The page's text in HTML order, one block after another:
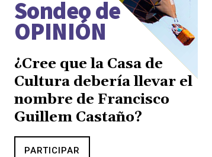
Sondeo de
OPINIÓN
¿Cree que la Casa de
Cultura debería llevar el
nombre de Francisco
Guillem Castaño?
PARTICIPAR